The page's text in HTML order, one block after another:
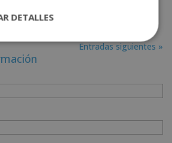
Entradas siguientes »
DETALLES